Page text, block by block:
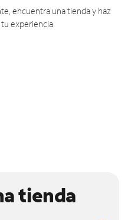
encuentra una tienda y haz
experiencia.
tienda